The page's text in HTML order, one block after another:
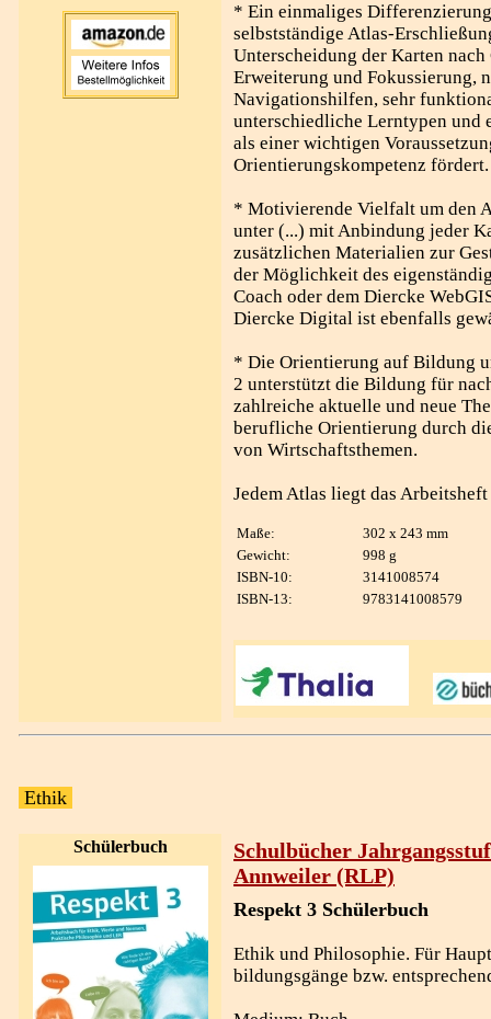
* Ein einmaliges
selbstständige Atlas-
Unterscheidung der Karten
Erweiterung und Fokussierung,
Navigationshilfen, sehr
unterschiedliche Lerntypen und
als einer wichtigen
Orientierungskompetenz fördert.
* Motivierende Vielfalt um den
unter (...) mit Anbindung jeder
zusätzlichen Materialien zur
der Möglichkeit des
Coach oder dem Diercke
Diercke Digital ist ebenfalls
* Die Orientierung auf Bildung
2 unterstützt die Bildung für
zahlreiche aktuelle und neue
berufliche Orientierung durch
von Wirtschaftsthemen.
Jedem Atlas liegt das
Maße:
302 x 243 mm
Gewicht:
998 g
ISBN-10:
3141008574
ISBN-13:
9783141008579
Ethik
Schülerbuch
Schulbücher
Annweiler (RLP)
Respekt 3 Schülerbuch
Ethik und Philosophie. Für
bildungsgänge bzw.